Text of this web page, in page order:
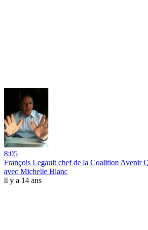
8:05
François Legault chef de la Coalition Avenir
avec Michelle Blanc
il y a 14 ans